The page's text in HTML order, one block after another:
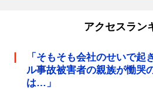
アクセスラン
「そもそも会社のせいで
ル事故被害者の親族が慟
は…」